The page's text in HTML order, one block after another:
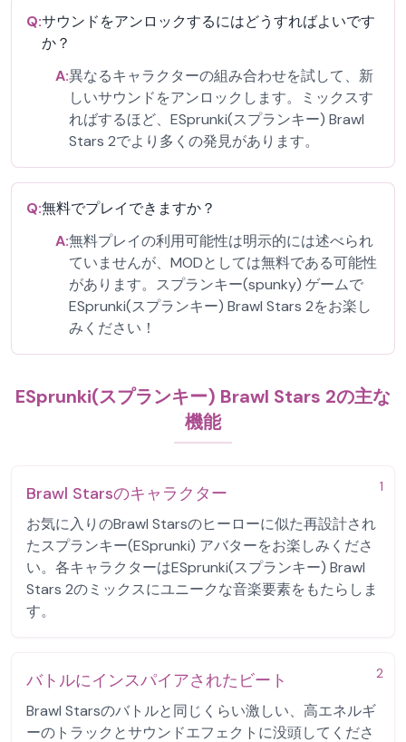
Q:サウンドをアンロックするにはどうすればよいです
か？
A:異なるキャラクターの組み合わせを試して、新
しいサウンドをアンロックします。ミックスす
ればするほど、ESprunki(スプランキー) Brawl
Stars 2でより多くの発見があります。
Q:無料でプレイできますか？
A:無料プレイの利用可能性は明示的には述べられ
ていませんが、MODとしては無料である可能性
があります。スプランキー(spunky) ゲームで
ESprunki(スプランキー) Brawl Stars 2をお楽し
みください！
ESprunki(スプランキー) Brawl Stars 2の主な
機能
1
Brawl Starsのキャラクター
お気に入りのBrawl Starsのヒーローに似た再設計され
たスプランキー(ESprunki) アバターをお楽しみくださ
い。各キャラクターはESprunki(スプランキー) Brawl
Stars 2のミックスにユニークな音楽要素をもたらしま
す。
2
バトルにインスパイアされたビート
Brawl Starsのバトルと同じくらい激しい、高エネルギ
ーのトラックとサウンドエフェクトに没頭してくださ